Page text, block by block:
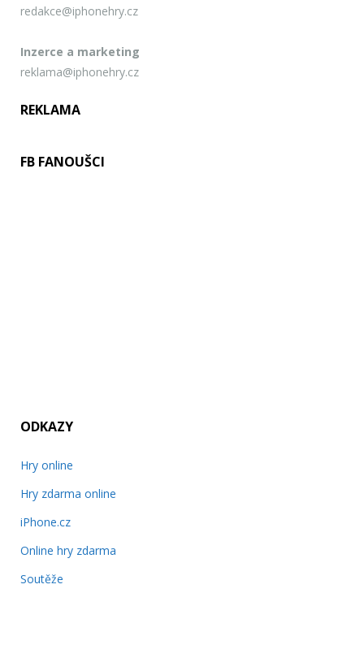
redakce@iphonehry.cz
Inzerce a marketing
reklama@iphonehry.cz
REKLAMA
FB FANOUŠCI
ODKAZY
Hry online
Hry zdarma online
iPhone.cz
Online hry zdarma
Soutěže